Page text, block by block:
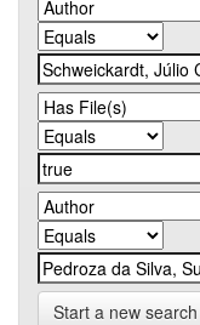
Start a new search